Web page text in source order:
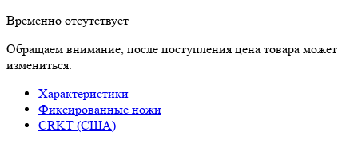
Временно отсутствует
Обращаем внимание, после поступления цена товара может
измениться.
Характеристики
Фиксированные ножи
CRKT (США)